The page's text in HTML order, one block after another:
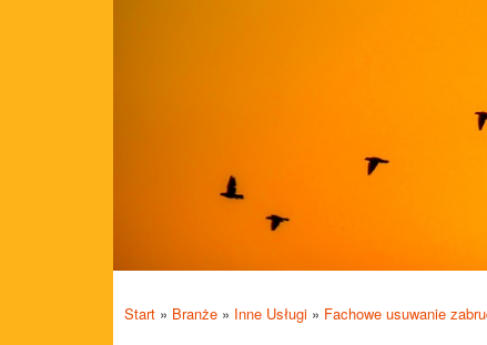
Start » Branże » Inne Usługi » Fachowe usuwanie